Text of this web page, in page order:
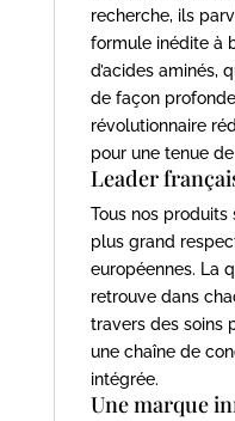
recherche, ils
formule inédite à
d’acides aminés,
de façon
révolutionnaire
pour une tenue
Leader
Tous nos
plus grand
européennes. La
retrouve dans
travers des soins
une chaîne de
intégrée.
Une marque